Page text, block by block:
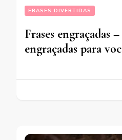
FRASES DIVERTIDAS
Frases engraçadas
engraçadas para